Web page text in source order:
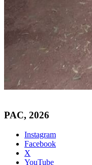
PAC, 2026
Instagram
Facebook
X
YouTube